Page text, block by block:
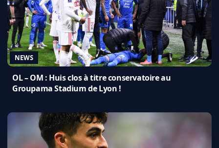
NEWS
OL – OM : Huis clos à titre conservatoire au
Groupama Stadium de Lyon !